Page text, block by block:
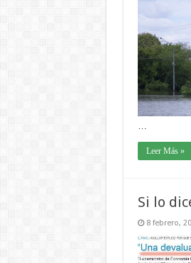
Leer Más »
Si lo
8 febrero,